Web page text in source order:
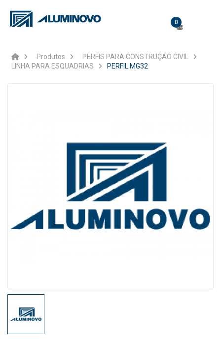
0
Produtos
PERFIS PARA CONSTRUÇÃO CIVIL
LINHA PARA ESQUADRIAS
PERFIL MG32